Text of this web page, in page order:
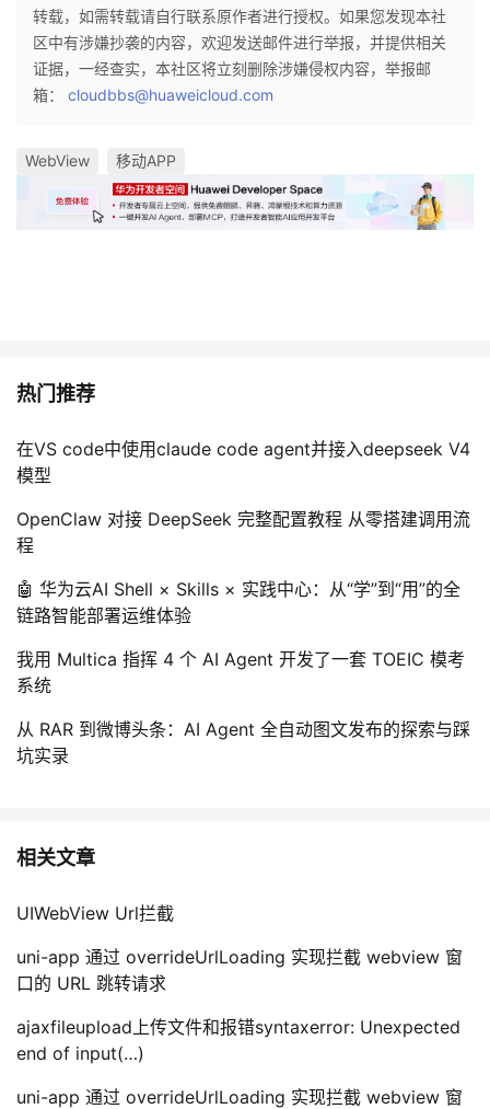
转载，如需转载请自行联系原作者进行授权。如果您发现本社
区中有涉嫌抄袭的内容，欢迎发送邮件进行举报，并提供相关
证据，一经查实，本社区将立刻删除涉嫌侵权内容，举报邮
箱： cloudbbs@huaweicloud.com
WebView 移动APP
热门推荐
在VS code中使用claude code agent并接入deepseek V4
模型
OpenClaw 对接 DeepSeek 完整配置教程 从零搭建调用流
程
🤖 华为云AI Shell × Skills × 实践中心：从“学”到“用”的全
链路智能部署运维体验
我用 Multica 指挥 4 个 AI Agent 开发了一套 TOEIC 模考
系统
从 RAR 到微博头条：AI Agent 全自动图文发布的探索与踩
坑实录
相关文章
UIWebView Url拦截
uni-app 通过 overrideUrlLoading 实现拦截 webview 窗
口的 URL 跳转请求
ajaxfileupload上传文件和报错syntaxerror: Unexpected
end of input(…)
uni-app 通过 overrideUrlLoading 实现拦截 webview 窗